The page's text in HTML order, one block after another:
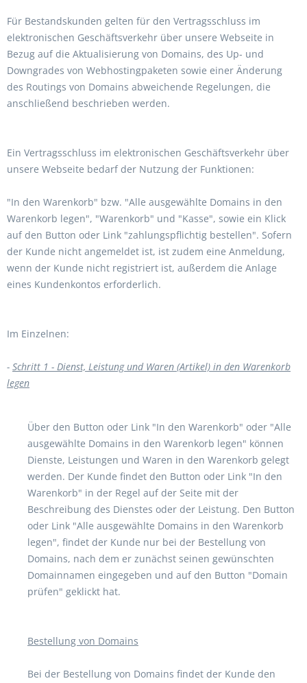
Für Bestandskunden gelten für den Vertragsschluss im
elektronischen Geschäftsverkehr über unsere Webseite in
Bezug auf die Aktualisierung von Domains, des Up- und
Downgrades von Webhostingpaketen sowie einer Änderung
des Routings von Domains abweichende Regelungen, die
anschließend beschrieben werden.
Ein Vertragsschluss im elektronischen Geschäftsverkehr über
unsere Webseite bedarf der Nutzung der Funktionen:
"In den Warenkorb" bzw. "Alle ausgewählte Domains in den
Warenkorb legen", "Warenkorb" und "Kasse", sowie ein Klick
auf den Button oder Link "zahlungspflichtig bestellen". Sofern
der Kunde nicht angemeldet ist, ist zudem eine Anmeldung,
wenn der Kunde nicht registriert ist, außerdem die Anlage
eines Kundenkontos erforderlich.
Im Einzelnen:
- Schritt 1 - Dienst, Leistung und Waren (Artikel) in den Warenkorb
legen
Über den Button oder Link "In den Warenkorb" oder "Alle
ausgewählte Domains in den Warenkorb legen" können
Dienste, Leistungen und Waren in den Warenkorb gelegt
werden. Der Kunde findet den Button oder Link "In den
Warenkorb" in der Regel auf der Seite mit der
Beschreibung des Dienstes oder der Leistung. Den Button
oder Link "Alle ausgewählte Domains in den Warenkorb
legen", findet der Kunde nur bei der Bestellung von
Domains, nach dem er zunächst seinen gewünschten
Domainnamen eingegeben und auf den Button "Domain
prüfen" geklickt hat.
Bestellung von Domains
Bei der Bestellung von Domains findet der Kunde den